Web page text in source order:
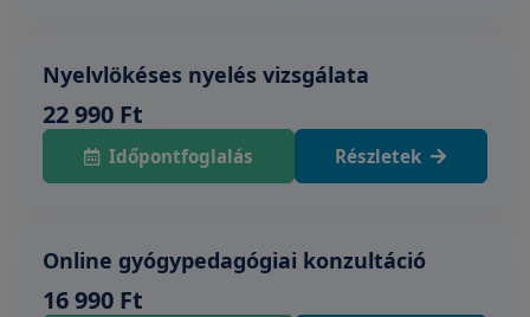
Nyelvlökéses nyelés vizsgálata
22 990 Ft
Időpontfoglalás Részletek
Online gyógypedagógiai konzultáció
16 990 Ft